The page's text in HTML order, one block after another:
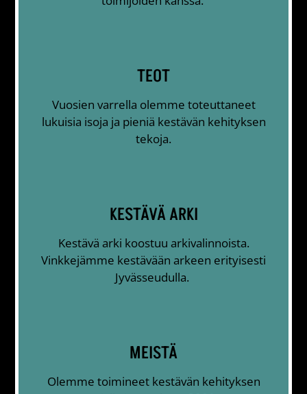
TEOT
Vuosien varrella olemme toteuttaneet
lukuisia isoja ja pieniä kestävän kehityksen
tekoja.
KESTÄVÄ ARKI
Kestävä arki koostuu arkivalinnoista.
Vinkkejämme kestävään arkeen erityisesti
Jyvässeudulla.
MEISTÄ
Olemme toimineet kestävän kehityksen